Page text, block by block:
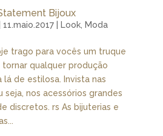
Bijoux
11.maio.2017| Look, Moda
trago para vocês um truque
qualquer produção
lá de estilosa. Invista nas
nos acessórios grandes
discretos. rs As bijuterias e